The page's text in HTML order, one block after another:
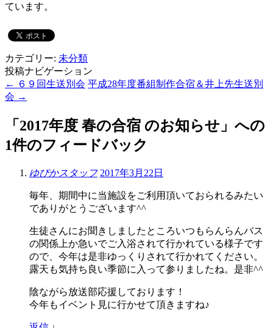
ています。
カテゴリー: 未分類
投稿ナビゲーション
←
６９回生送別会 平成28年度番組制作合宿＆井上先生送別
会 →
「 2017年度 春の合宿 のお知らせ 」への
1件のフィードバック
ゆぴかスタッフ 2017年3月22日
毎年、期間中に当施設をご利用頂いておられるみたい
でありがとうございます^^
生徒さんにお聞きしましたところいつもらんらんバス
の関係上か急いでご入浴されて行かれている様子です
ので、今年は是非ゆっくりされて行かれてください。
露天も気持ち良い季節に入って参りましたね。是非^^
陰ながら放送部応援しております！
今年もイベント見に行かせて頂きますね♪